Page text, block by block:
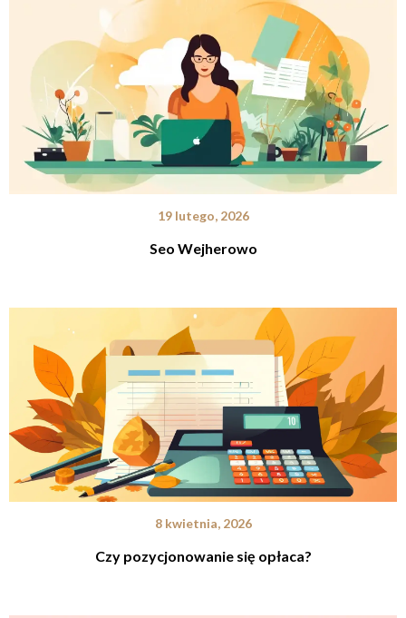
19 lutego, 2026
Seo Wejherowo
8 kwietnia, 2026
Czy pozycjonowanie się opłaca?